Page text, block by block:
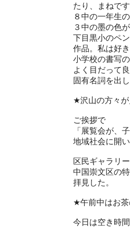
たり、まねで
８中の一年生
３中の墨の色
下目黒小のペ
作品。私は好き
小学校の書写
よく目だって良
固有名詞を出
★沢山の方々が
ご挨拶で
「展覧会が、
地域社会に開
区民ギャラリ
中国崇文区の
拝見した。
★午前中はお茶
今日は空き時